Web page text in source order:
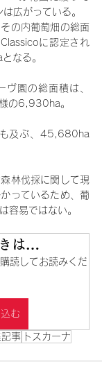
広がっている。
の内葡萄畑の総面
に認定され
なる。
ヴ園の総面積は、
の6,930ha。
及ぶ、45,680ha
林伐採に関して現
っているため、葡
容易ではない。
は…
読してお読みくだ
む
事 トスカーナ